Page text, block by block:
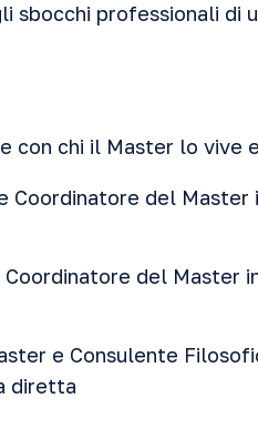
sbocchi professionali di
con chi il Master lo vive
Coordinatore del Master
del Master
e Consulente
diretta